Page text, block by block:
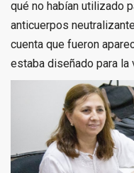
qué no habían utilizado
anticuerpos
cuenta que fueron
estaba diseñado para la